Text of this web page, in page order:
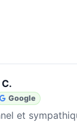
Google
et